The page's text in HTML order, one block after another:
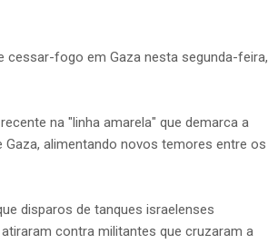
cessar-fogo em Gaza nesta segunda-feira,
na "linha amarela" que demarca a
alimentando novos temores entre os
disparos de tanques israelenses
contra militantes que cruzaram a